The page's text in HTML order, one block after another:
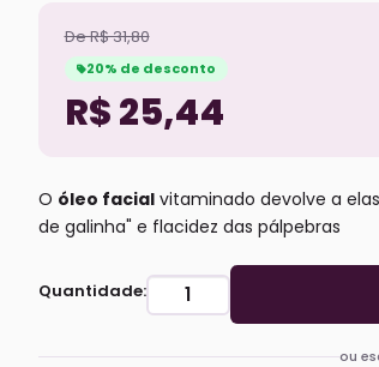
De R$ 31,80
20% de desconto
R$ 25,44
O óleo facialvitaminado devolve a
de galinha" e flacidez das pálpebras
Quantidade:
ou